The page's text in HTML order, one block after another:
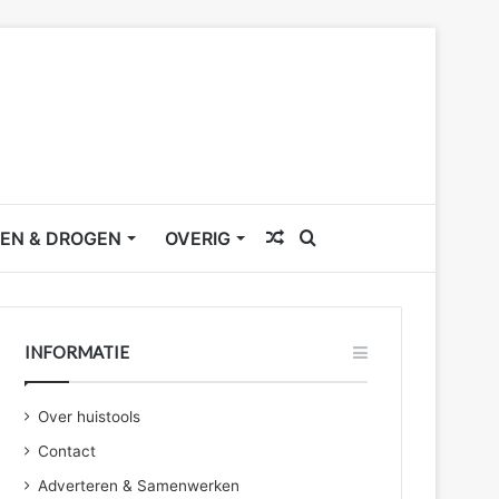
& DROGEN OVERIG
naar
Willekeurig
artikel
INFORMATIE
Over huistools
Contact
Adverteren & Samenwerken